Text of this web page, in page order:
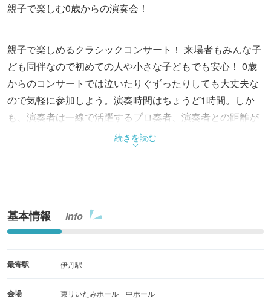
親子で楽しむ0歳からの演奏会！
親子で楽しめるクラシックコンサート！ 来場者もみんな子
ども同伴なので初めての人や小さな子どもでも安心！ 0歳
からのコンサートでは泣いたりぐずったりしても大丈夫な
ので気軽に参加しよう。演奏時間はちょうど1時間。しか
も、演奏者は一線で活躍するプロ奏者、演奏者との距離が
とても近いので本格的なクラシック音楽が楽しめる。普段
はなかなか味わえない臨場感をお届け！
続きを読む
基本情報 Info
最寄駅 伊丹駅
会場 東リいたみホール 中ホール